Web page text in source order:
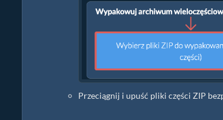
Przeciągnij i upuść pliki części ZIP